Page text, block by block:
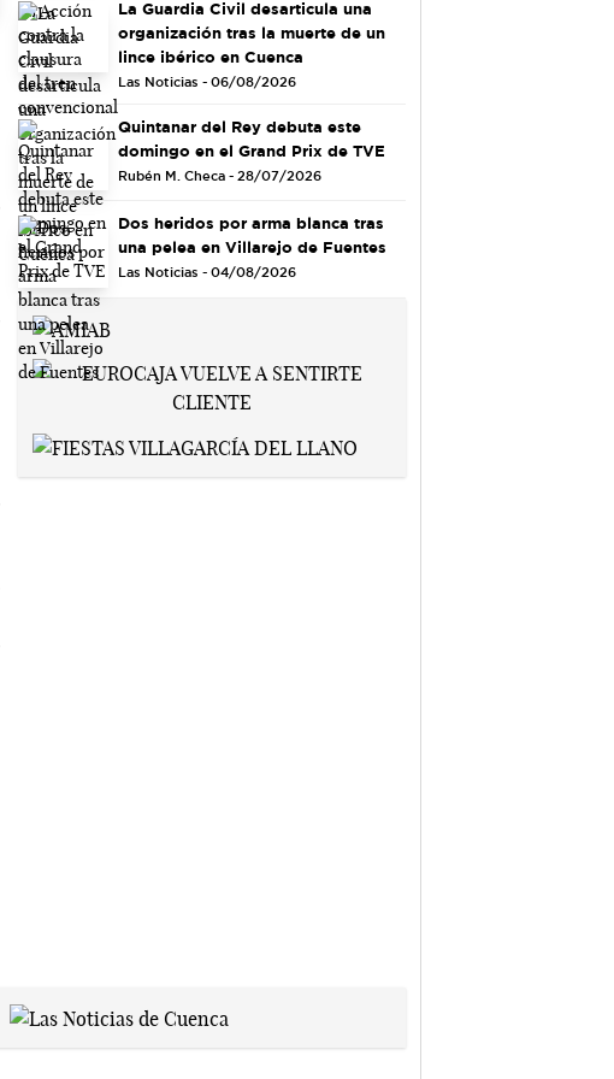
La Guardia Civil desarticula una
organización tras la muerte de un
lince ibérico en Cuenca
Las Noticias - 06/08/2026
Quintanar del Rey debuta este
domingo en el Grand Prix de TVE
Rubén M. Checa - 28/07/2026
Dos heridos por arma blanca tras
una pelea en Villarejo de Fuentes
Las Noticias - 04/08/2026